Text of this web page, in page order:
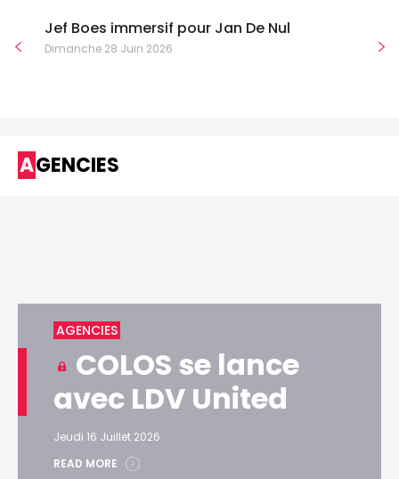
Jef Boes immersif pour Jan De Nul
Dimanche 28 Juin 2026
AGENCIES
AGENCIES
COLOS se lance
avec LDV United
Jeudi 16 Juillet 2026
READ MORE